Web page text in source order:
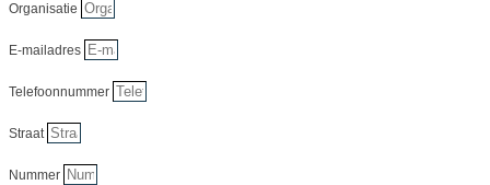
Organisatie
E-mailadres
Telefoonnummer
Straat
Nummer